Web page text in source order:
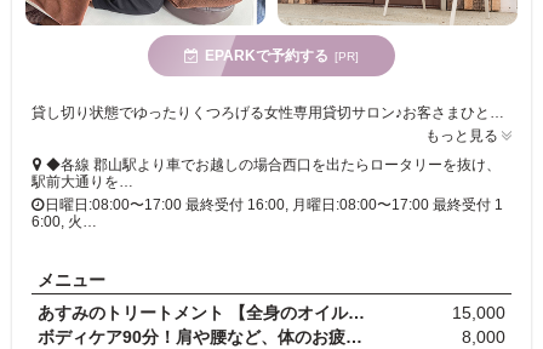
EPARKで予約する [PR]
貸し切り状態でゆったりくつろげる女性専用貸切サロン♪お客さまひとりひとりに寄り添いながら、心を込めた接客&丁寧な施術をご提供◎
もっと見る
◆各線 郡山駅より車でお越しの場合西口を出たらロータリーを抜け、
駅前大通りを…
日曜日:08:00〜17:00 最終受付 16:00, 月曜日:08:00〜17:00 最終受付 1
6:00, 火…
メニュー
あすみのトリートメント 【全身のオイルトリートメン…
15,000
ボディケア90分！肩や腰など、体のお疲れの部分を、9…
8,000